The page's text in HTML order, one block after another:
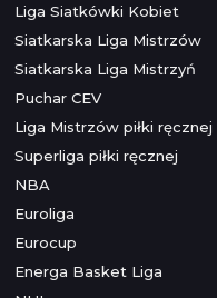
Liga Siatkówki Kobiet
Siatkarska Liga Mistrzów
Siatkarska Liga Mistrzyń
Puchar CEV
Liga Mistrzów piłki ręcznej
Superliga piłki ręcznej
NBA
Euroliga
Eurocup
Energa Basket Liga